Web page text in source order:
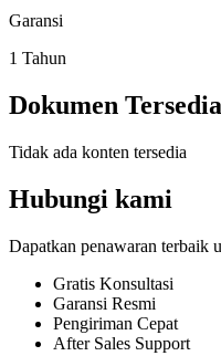
Garansi
1 Tahun
Dokumen Tersedia
Tidak ada konten tersedia
Hubungi kami
Dapatkan penawaran terbaik
Gratis Konsultasi
Garansi Resmi
Pengiriman Cepat
After Sales Support